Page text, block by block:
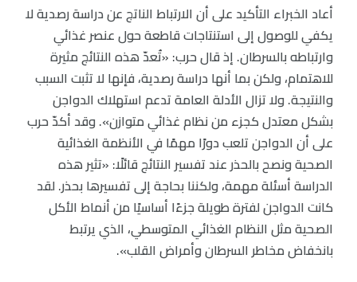
أعاد الخبراء التأكيد على أن الارتباط الناتج عن دراسة رصدية لا
يكفي للوصول إلى استنتاجات قاطعة حول عنصر غذائي
وارتباطه بالسرطان. إذ قال حرب: «تُعدّ هذه النتائج مثيرة
للاهتمام، ولكن بما أنها دراسة رصدية، فإنها لا تثبت السبب
والنتيجة. ولا تزال الأدلة العامة تدعم استهلاك الدواجن
بشكل معتدل كجزء من نظام غذائي متوازن». وقد أكدّ حرب
على أن الدواجن تلعب دورًا مهمًا في الأنظمة الغذائية
الصحية ونصح بالحذر عند تفسير النتائج قائلًا: «تثير هذه
الدراسة أسئلة مهمة، ولكننا بحاجة إلى تفسيرها بحذر. لقد
كانت الدواجن لفترة طويلة جزءًا أساسيًا من أنماط الأكل
الصحية مثل النظام الغذائي المتوسطي، الذي يرتبط
بانخفاض مخاطر السرطان وأمراض القلب».